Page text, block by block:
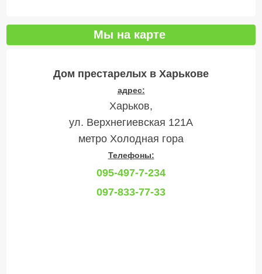
Мы на карте
Дом престарелых в Харькове
адрес:
Харьков,
ул. Верхнегиевская 121А
метро Холодная гора
Телефоны:
095-497-7-234
097-833-77-33